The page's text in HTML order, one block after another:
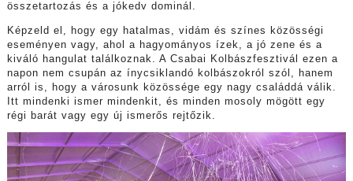
összetartozás és a jókedv dominál.
Képzeld el, hogy egy hatalmas, vidám és színes közösségi
eseményen vagy, ahol a hagyományos ízek, a jó zene és a
kiváló hangulat találkoznak. A Csabai Kolbászfesztivál ezen a
napon nem csupán az ínycsiklandó kolbászokról szól, hanem
arról is, hogy a városunk közössége egy nagy családdá válik.
Itt mindenki ismer mindenkit, és minden mosoly mögött egy
régi barát vagy egy új ismerős rejtőzik.